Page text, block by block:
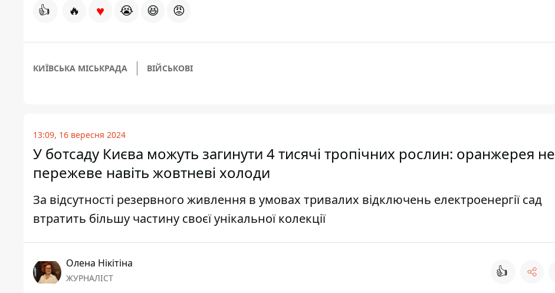
👍 🔥 ♥ 😭 😆 😡
КИЇВСЬКА МІСЬКРАДА ВІЙСЬКОВІ
13:09, 16 вересня 2024
У ботсаду Києва можуть загинути 4 тисячі тропічних рослин: оранжерея не
пережеве навіть жовтневі холоди
За відсутності резервного живлення в умовах тривалих відключень електроенергії сад
втратить більшу частину своєї унікальної колекції
Олена Нікітіна
ЖУРНАЛІСТ 👍